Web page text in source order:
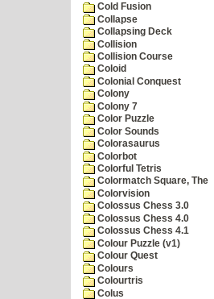
Cold Fusion
Collapse
Collapsing Deck
Collision
Collision Course
Coloid
Colonial Conquest
Colony
Colony 7
Color Puzzle
Color Sounds
Colorasaurus
Colorbot
Colorful Tetris
Colormatch Square, The
Colorvision
Colossus Chess 3.0
Colossus Chess 4.0
Colossus Chess 4.1
Colour Puzzle (v1)
Colour Quest
Colours
Colourtris
Colus